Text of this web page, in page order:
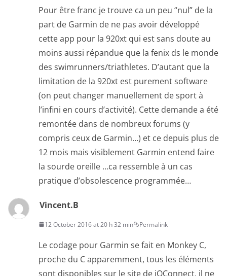
Pour être franc je trouve ca un peu “nul” de la
part de Garmin de ne pas avoir développé
cette app pour la 920xt qui est sans doute au
moins aussi répandue que la fenix ds le monde
des swimrunners/triathletes. D’autant que la
limitation de la 920xt est purement software
(on peut changer manuellement de sport à
l’infini en cours d’activité). Cette demande a été
remontée dans de nombreux forums (y
compris ceux de Garmin…) et ce depuis plus de
12 mois mais visiblement Garmin entend faire
la sourde oreille …ca ressemble à un cas
pratique d’obsolescence programmée…
Vincent.B
12 October 2016 at 20 h 32 min Permalink
Le codage pour Garmin se fait en Monkey C,
proche du C apparemment, tous les éléments
sont disponibles sur le site de iQConnect, il ne